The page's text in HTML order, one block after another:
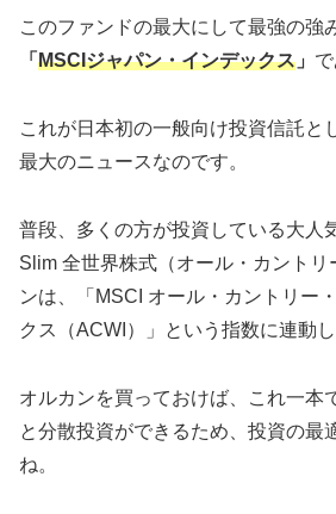
このファンドの最大にして最強の強
「 MSCIジャパン・インデックス 」
これが日本初の一般向け投資信託と
最大のニュースなのです。
普段、多くの方が投資している大人
Slim 全世界株式（オール・カントリ
ンは、「MSCI オール・カントリー
クス（ACWI）」という指数に連動し
オルカンを買っておけば、これ一本
と分散投資ができるため、投資の最
ね。